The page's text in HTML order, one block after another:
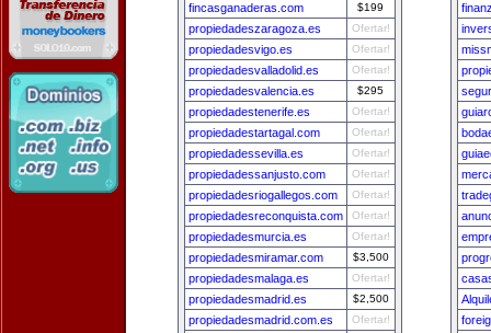
fincasganaderas.com $199
propiedadeszaragoza.es Ofertar!
propiedadesvigo.es Ofertar!
propiedadesvalladolid.es Ofertar!
propiedadesvalencia.es $295
propiedadestenerife.es Ofertar!
propiedadestartagal.com Ofertar!
propiedadessevilla.es Ofertar!
propiedadessanjusto.com Ofertar!
propiedadesriogallegos.com Ofertar!
propiedadesreconquista.com Ofertar!
propiedadesmurcia.es Ofertar!
propiedadesmiramar.com $3,500
propiedadesmalaga.es Ofertar!
propiedadesmadrid.es $2,500
propiedadesmadrid.com.es Ofertar!